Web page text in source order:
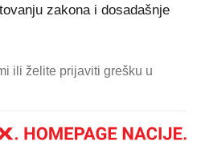
zakona i dosadašnje
ili želite prijaviti grešku u